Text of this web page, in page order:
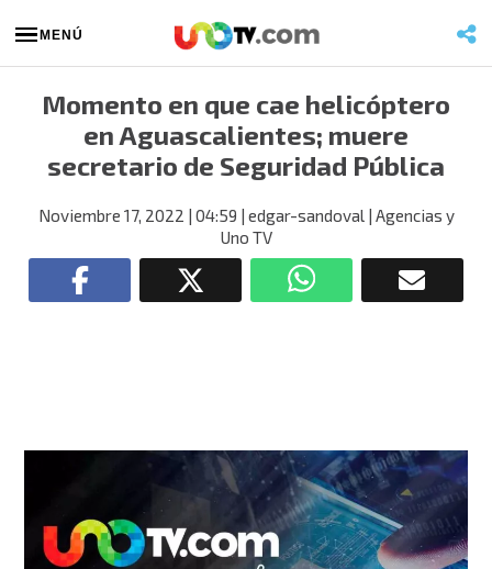
MENÚ
Momento en que cae helicóptero
en Aguascalientes; muere
secretario de Seguridad Pública
Noviembre 17, 2022 | 04:59 | edgar-sandoval| Agencias y
Uno TV